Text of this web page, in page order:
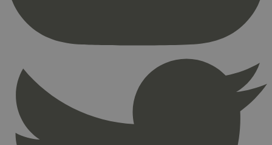
Navn
_hjAbsoluteSessionInProgress
29
minutter
54
sekunder